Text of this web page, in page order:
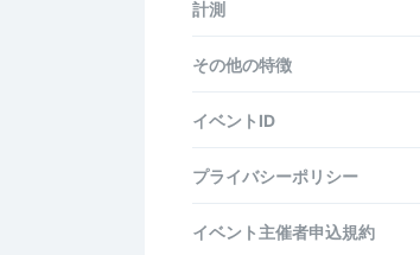
計測
その他の特徴
イベントID
プライバシーポリシー
イベント主催者申込規約